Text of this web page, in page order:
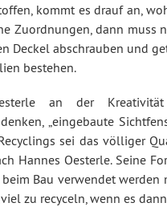
kommt es drauf an,
Zuordnungen, dann
Deckel abschrauben und
bestehen.
an der
„eingebaute
sei das völliger
Hannes Oesterle. Seine
Bau verwendet
zu recyceln, wenn es